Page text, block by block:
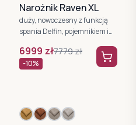
Narożnik Raven XL
duży, nowoczesny z funkcją
spania Delfin, pojemnikiem i
WERSAL
6999 zł7779zł
-10%